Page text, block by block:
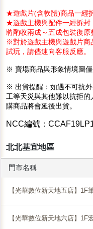
★遊戲片(含軟體)商品一經
★遊戲主機與配件一經拆封
將酌收兩成～五成包裝復原
※對於遊戲主機與遊戲片商
試玩，請儘速向客服反應。
※ 賣場商品與形象情境圖
※ 出貨提醒：如遇不可抗
工等天災與其他難以抗拒
購商品將會延後出貨。
NCC編號：
北北基宜地區
門市名稱
【光華數位新天地五店】1F
【光華數位新天地六店】1F